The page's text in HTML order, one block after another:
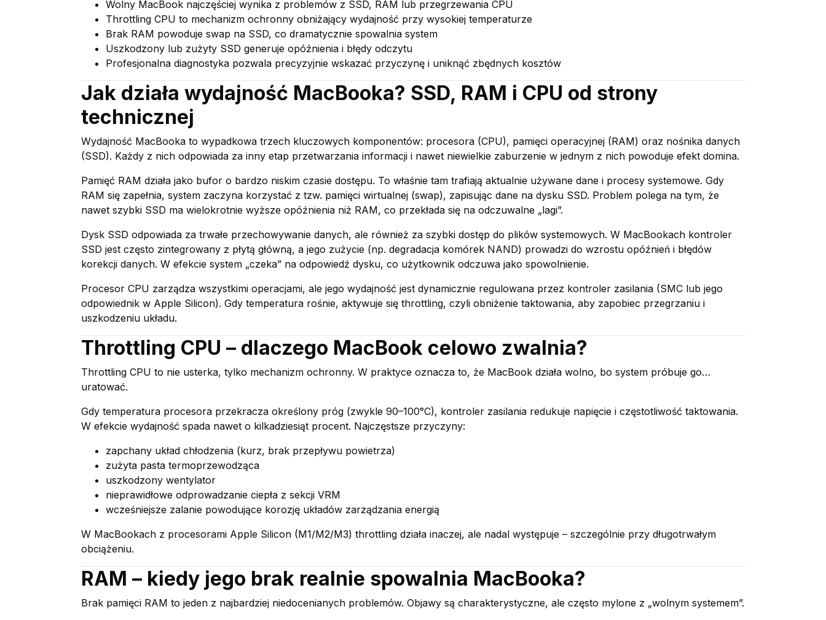
Wolny MacBook najczęściej wynika z problemów z SSD, RAM lub przegrzewania CPU
Throttling CPU to mechanizm ochronny obniżający wydajność przy wysokiej temperaturze
Brak RAM powoduje swap na SSD, co dramatycznie spowalnia system
Uszkodzony lub zużyty SSD generuje opóźnienia i błędy odczytu
Profesjonalna diagnostyka pozwala precyzyjnie wskazać przyczynę i uniknąć zbędnych kosztów
Jak działa wydajność MacBooka? SSD, RAM i CPU od strony
technicznej
Wydajność MacBooka to wypadkowa trzech kluczowych komponentów: procesora (CPU), pamięci operacyjnej (RAM) oraz nośnika danych
(SSD). Każdy z nich odpowiada za inny etap przetwarzania informacji i nawet niewielkie zaburzenie w jednym z nich powoduje efekt domina.
Pamięć RAM działa jako bufor o bardzo niskim czasie dostępu. To właśnie tam trafiają aktualnie używane dane i procesy systemowe. Gdy
RAM się zapełnia, system zaczyna korzystać z tzw. pamięci wirtualnej (swap), zapisując dane na dysku SSD. Problem polega na tym, że
nawet szybki SSD ma wielokrotnie wyższe opóźnienia niż RAM, co przekłada się na odczuwalne „lagi”.
Dysk SSD odpowiada za trwałe przechowywanie danych, ale również za szybki dostęp do plików systemowych. W MacBookach kontroler
SSD jest często zintegrowany z płytą główną, a jego zużycie (np. degradacja komórek NAND) prowadzi do wzrostu opóźnień i błędów
korekcji danych. W efekcie system „czeka” na odpowiedź dysku, co użytkownik odczuwa jako spowolnienie.
Procesor CPU zarządza wszystkimi operacjami, ale jego wydajność jest dynamicznie regulowana przez kontroler zasilania (SMC lub jego
odpowiednik w Apple Silicon). Gdy temperatura rośnie, aktywuje się throttling, czyli obniżenie taktowania, aby zapobiec przegrzaniu i
uszkodzeniu układu.
Throttling CPU – dlaczego MacBook celowo zwalnia?
Throttling CPU to nie usterka, tylko mechanizm ochronny. W praktyce oznacza to, że MacBook działa wolno, bo system próbuje go…
uratować.
Gdy temperatura procesora przekracza określony próg (zwykle 90–100°C), kontroler zasilania redukuje napięcie i częstotliwość taktowania.
W efekcie wydajność spada nawet o kilkadziesiąt procent. Najczęstsze przyczyny:
zapchany układ chłodzenia (kurz, brak przepływu powietrza)
zużyta pasta termoprzewodząca
uszkodzony wentylator
nieprawidłowe odprowadzanie ciepła z sekcji VRM
wcześniejsze zalanie powodujące korozję układów zarządzania energią
W MacBookach z procesorami Apple Silicon (M1/M2/M3) throttling działa inaczej, ale nadal występuje – szczególnie przy długotrwałym
obciążeniu.
RAM – kiedy jego brak realnie spowalnia MacBooka?
Brak pamięci RAM to jeden z najbardziej niedocenianych problemów. Objawy są charakterystyczne, ale często mylone z „wolnym systemem”.